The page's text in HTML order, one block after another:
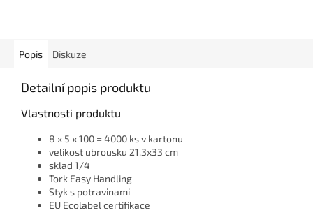
Popis Diskuze
Detailní popis produktu
Vlastnosti produktu
8 x 5 x 100 = 4000 ks v kartonu
velikost ubrousku 21,3x33 cm
sklad 1/4
Tork Easy Handling
Styk s potravinami
EU Ecolabel certifikace